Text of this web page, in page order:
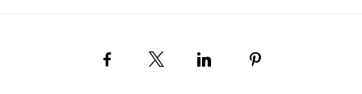
Facebook LinkedIn